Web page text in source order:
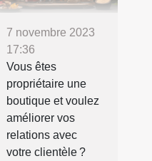
7 novembre 2023
17:36
Vous êtes
propriétaire une
boutique et voulez
améliorer vos
relations avec
votre clientèle ?